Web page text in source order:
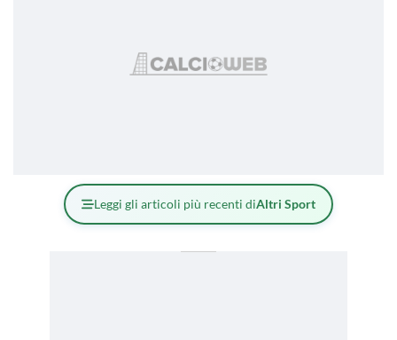
Leggi gli articoli più recenti diAltri Sport